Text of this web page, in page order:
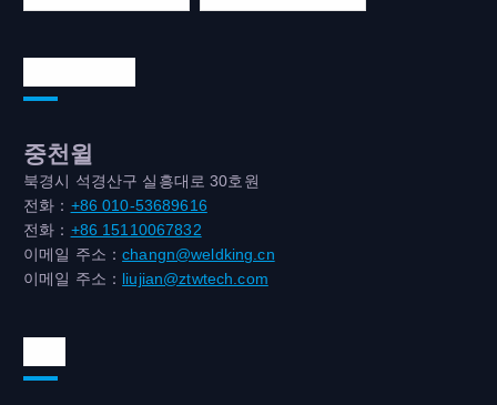
중천윌
북경시 석경산구 실흥대로 30호원
전화： +86 010-53689616
전화： +86 15110067832
이메일 주소：changn@weldking.cn
이메일 주소： liujian@ztwtech.com